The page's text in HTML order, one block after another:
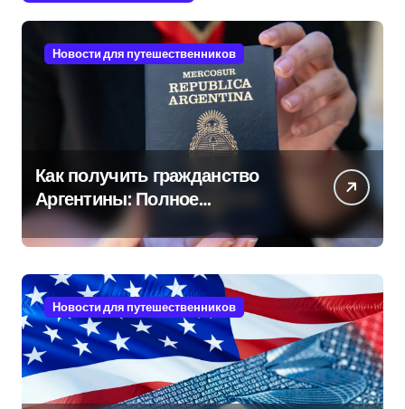
Новости для путешественников
Как получить гражданство
Аргентины: Полное
руководство
Новости для путешественников